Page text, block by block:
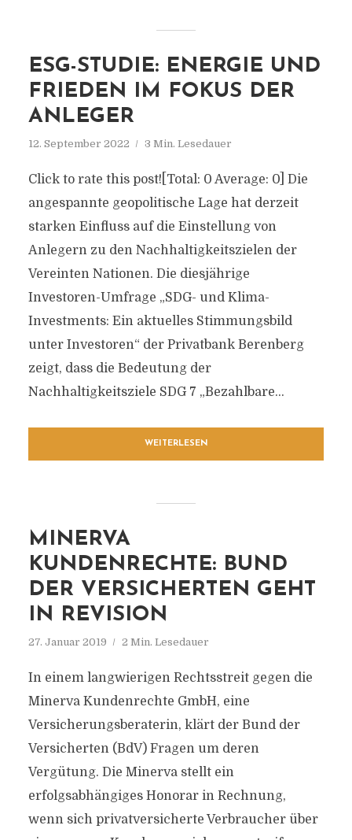
ESG-STUDIE: ENERGIE UND
FRIEDEN IM FOKUS DER
ANLEGER
12. September 2022 3 Min. Lesedauer
Click to rate this post![Total: 0 Average: 0] Die
angespannte geopolitische Lage hat derzeit
starken Einfluss auf die Einstellung von
Anlegern zu den Nachhaltigkeitszielen der
Vereinten Nationen. Die diesjährige
Investoren-Umfrage „SDG- und Klima-
Investments: Ein aktuelles Stimmungsbild
unter Investoren“ der Privatbank Berenberg
zeigt, dass die Bedeutung der
Nachhaltigkeitsziele SDG 7 „Bezahlbare...
WEITERLESEN
MINERVA
KUNDENRECHTE: BUND
DER VERSICHERTEN GEHT
IN REVISION
27. Januar 2019 2 Min. Lesedauer
In einem langwierigen Rechtsstreit gegen die
Minerva Kundenrechte GmbH, eine
Versicherungsberaterin, klärt der Bund der
Versicherten (BdV) Fragen um deren
Vergütung. Die Minerva stellt ein
erfolgsabhängiges Honorar in Rechnung,
wenn sich privatversicherte Verbraucher über